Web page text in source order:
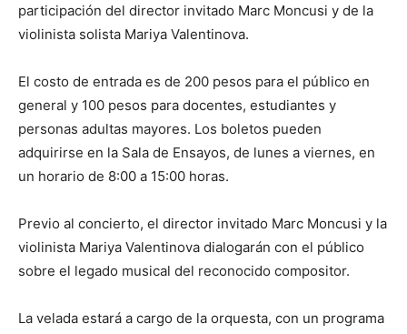
participación del director invitado Marc Moncusi y de la
violinista solista Mariya Valentinova.
El costo de entrada es de 200 pesos para el público en
general y 100 pesos para docentes, estudiantes y
personas adultas mayores. Los boletos pueden
adquirirse en la Sala de Ensayos, de lunes a viernes, en
un horario de 8:00 a 15:00 horas.
Previo al concierto, el director invitado Marc Moncusi y la
violinista Mariya Valentinova dialogarán con el público
sobre el legado musical del reconocido compositor.
La velada estará a cargo de la orquesta, con un programa